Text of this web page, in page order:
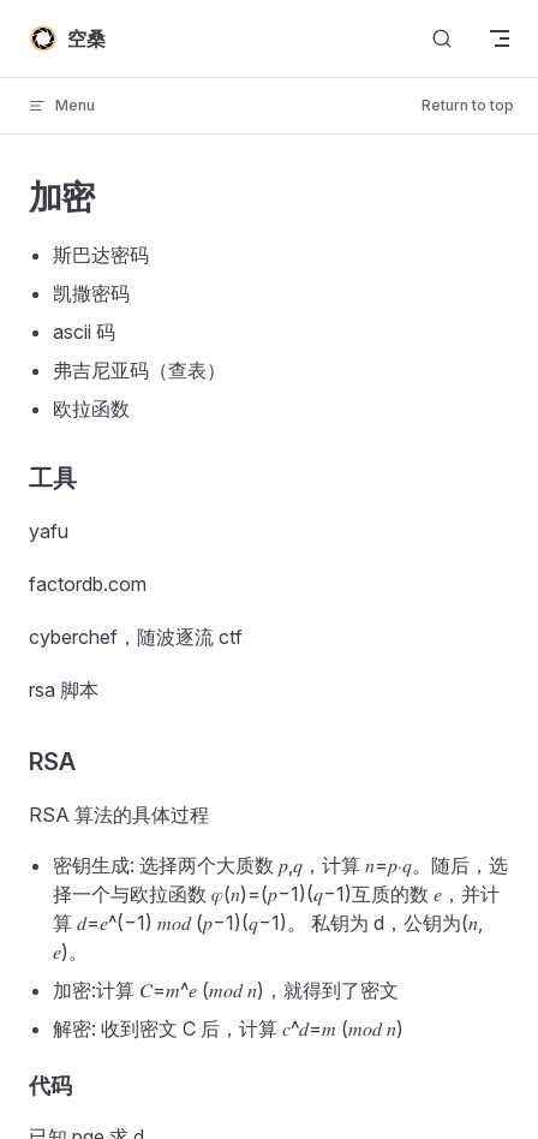
Skip to content
空桑
Menu Return to top
加密
斯巴达密码
凯撒密码
ascii 码
弗吉尼亚码（查表）
欧拉函数
工具
yafu
factordb.com
cyberchef，随波逐流 ctf
rsa 脚本
RSA
RSA 算法的具体过程
密钥生成: 选择两个大质数 𝑝,𝑞，计算 𝑛=𝑝⋅𝑞。随后，选
择一个与欧拉函数 𝜑(𝑛)=(𝑝−1)(𝑞−1)互质的数 𝑒，并计
算 𝑑=𝑒^(−1) 𝑚𝑜𝑑 (𝑝−1)(𝑞−1)。 私钥为 d，公钥为(𝑛,
𝑒)。
加密:计算 𝐶=𝑚^𝑒 (𝑚𝑜𝑑 𝑛)，就得到了密文
解密: 收到密文 C 后，计算 𝑐^𝑑=𝑚 (𝑚𝑜𝑑 𝑛)
代码